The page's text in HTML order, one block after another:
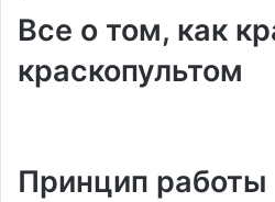
Все о том, как
краскопультом
Принцип работы